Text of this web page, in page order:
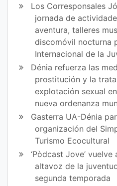
Los Corresponsales
jornada de
aventura, talleres
discomóvil nocturna
Internacional de la
Dénia refuerza las
prostitución y la
explotación sexual
nueva ordenanza
Gasterra UA-Dénia
organización del
Turismo Ecocultural
‘Pòdcast Jove’
altavoz de la
segunda temporada